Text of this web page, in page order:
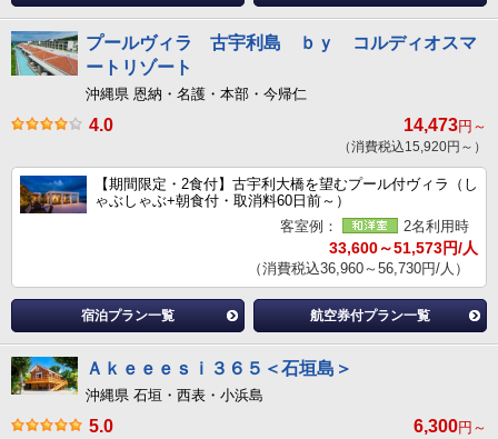
プールヴィラ 古宇利島 ｂｙ コルディオスマ
ートリゾート
沖縄県 恩納・名護・本部・今帰仁
4.0 14,473円～
（消費税込15,920円～）
【期間限定・2食付】古宇利大橋を望むプール付ヴィラ（し
ゃぶしゃぶ+朝食付・取消料60日前～）
客室例：
2名利用時
33,600～51,573円/人
（消費税込36,960～56,730円/人）
宿泊プラン一覧 航空券付プラン一覧
Ａｋｅｅｅｓｉ３６５＜石垣島＞
沖縄県 石垣・西表・小浜島
5.0 6,300円～